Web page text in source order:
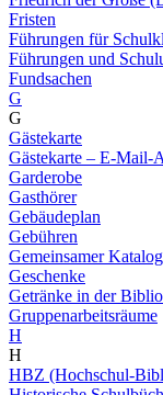
Fristen
Führungen für
Führungen und
Fundsachen
G
G
Gästekarte
Gästekarte – E-Mail-
Garderobe
Gasthörer
Gebäudeplan
Gebühren
Gemeinsamer
Geschenke
Getränke in der
Gruppenarbeitsräume
H
H
HBZ (Hochschul-